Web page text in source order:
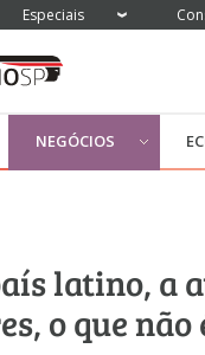
Especiais
NEGÓCIOS
latino, a
o que